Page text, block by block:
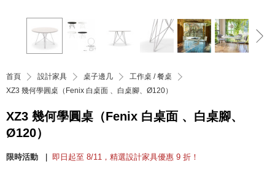
首頁 設計家具 桌子邊几
工作桌 / 餐桌
XZ3 幾何學圓桌（Fenix 白桌面 、白桌腳、Ø120）
XZ3 幾何學圓桌（Fenix 白桌面 、白桌腳、
Ø120）
限時活動 即日起至 8/11，精選設計家具優惠 9 折！